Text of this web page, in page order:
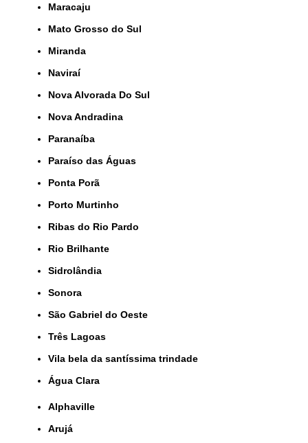
Maracaju
Mato Grosso do Sul
Miranda
Naviraí
Nova Alvorada Do Sul
Nova Andradina
Paranaíba
Paraíso das Águas
Ponta Porã
Porto Murtinho
Ribas do Rio Pardo
Rio Brilhante
Sidrolândia
Sonora
São Gabriel do Oeste
Três Lagoas
Vila bela da santíssima trindade
Água Clara
Alphaville
Arujá